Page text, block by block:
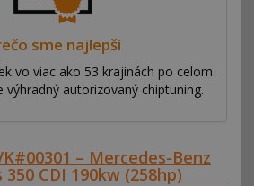
sme najlepší
vo viac ako 53 krajinách po celom
výhradný autorizovaný chiptuning.
– Mercedes-Benz
350 CDI 190kw (258hp)